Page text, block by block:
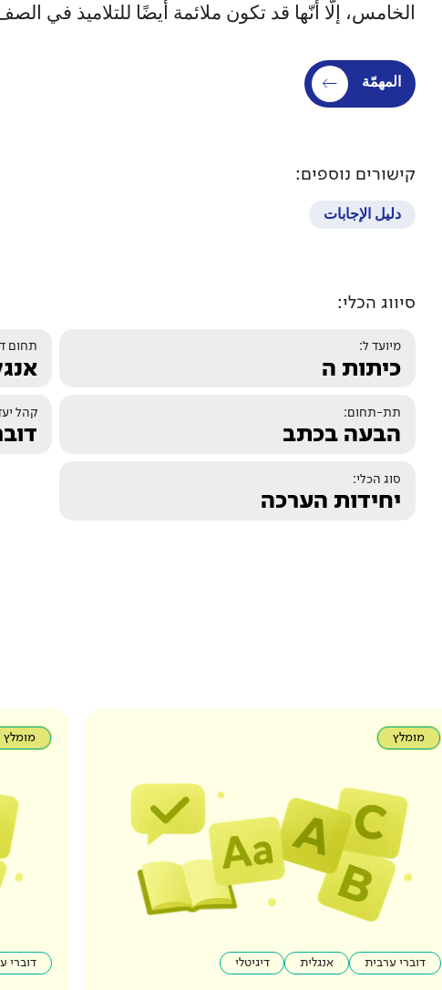
الخامس، إلّا أنّها قد تكون ملائمة أيضًا للتلاميذ في
المهمّة
קישורים נוספים:
دليل الإجابات
סיווג הכלי:
מיועד ל:
כיתות ה
תחום
תת-תחום:
הבעה בכתב
קהל
סוג הכלי:
יחידות הערכה
מומלץ
דוברי ערבית אנגלית דיגיטלי
מומלץ
דוברי